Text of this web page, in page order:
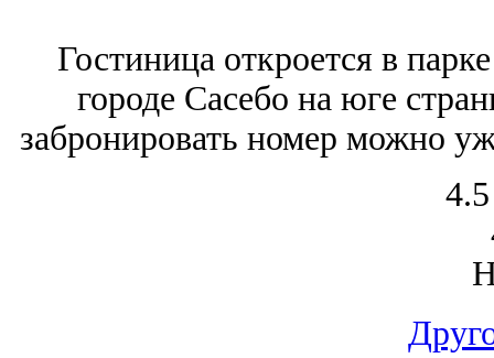
Гостиница откроется в
городе Сасебо на юге
забронировать номер можно